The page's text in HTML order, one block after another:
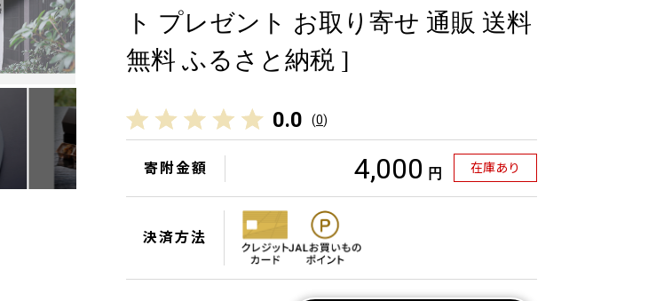
ト プレゼント お取り寄せ 通販 送料
無料 ふるさと納税 ]
0.0 (0)
寄附金額 4,000 円 在庫あり
決済方法